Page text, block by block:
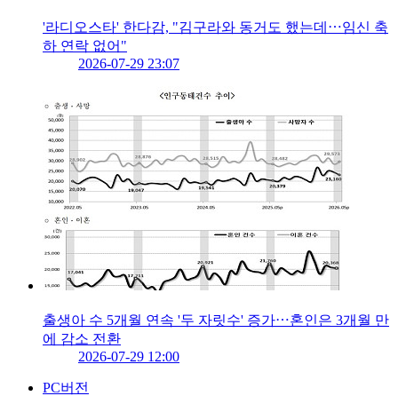
'라디오스타' 한다감, "김구라와 동거도 했는데⋯임신 축
하 연락 없어"
2026-07-29 23:07
출생아 수 5개월 연속 '두 자릿수' 증가⋯혼인은 3개월 만
에 감소 전환
2026-07-29 12:00
PC버전